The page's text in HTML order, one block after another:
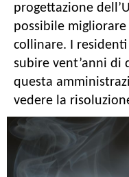
progettazione
possibile
collinare. I
subire vent’anni di
questa
vedere la